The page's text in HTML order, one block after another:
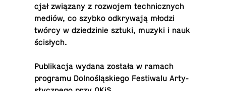
cjał zwią­za­ny z roz­wo­jem tech­nicz­nych
mediów, co szybko od­kry­wa­ją młodzi
twórcy w dzie­dzi­nie sztuki, muzyki i nauk
ścisłych.
Pu­bli­ka­cja wydana została w ramach
pro­gra­mu Dol­no­ślą­skie­go Fe­sti­wa­lu Ar­ty­